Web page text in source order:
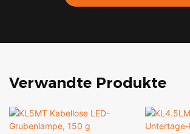
Verwandte Produkte